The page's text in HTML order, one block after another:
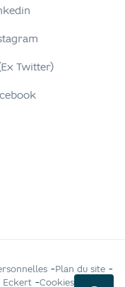
Twitter)
-Plan du site -
Eckert -Cookies